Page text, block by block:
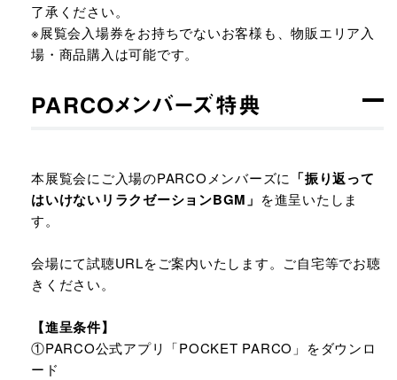
了承ください。
※展覧会入場券をお持ちでないお客様も、物販エリア入
場・商品購入は可能です。
PARCOメンバーズ特典
本展覧会にご入場のPARCOメンバーズに 「振り返って
はいけないリラクゼーションBGM」 を進呈いたしま
す。
会場にて試聴URLをご案内いたします。ご自宅等でお聴
きください。
【進呈条件】
①PARCO公式アプリ「POCKET PARCO」をダウンロ
ード